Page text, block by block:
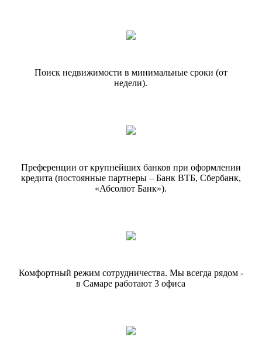
Поиск недвижимости в минимальные сроки (от
недели).
Преференции от крупнейших банков при оформлении
кредита (постоянные партнеры – Банк ВТБ, Сбербанк,
«Абсолют Банк»).
Комфортный режим сотрудничества. Мы всегда рядом -
в Самаре работают 3 офиса